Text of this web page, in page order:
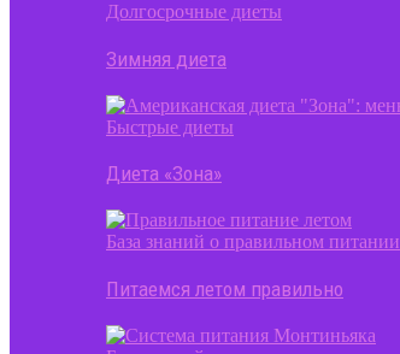
Долгосрочные диеты
Зимняя диета
Быстрые диеты
Диета «Зона»
База знаний о правильном питании
Питаемся летом правильно